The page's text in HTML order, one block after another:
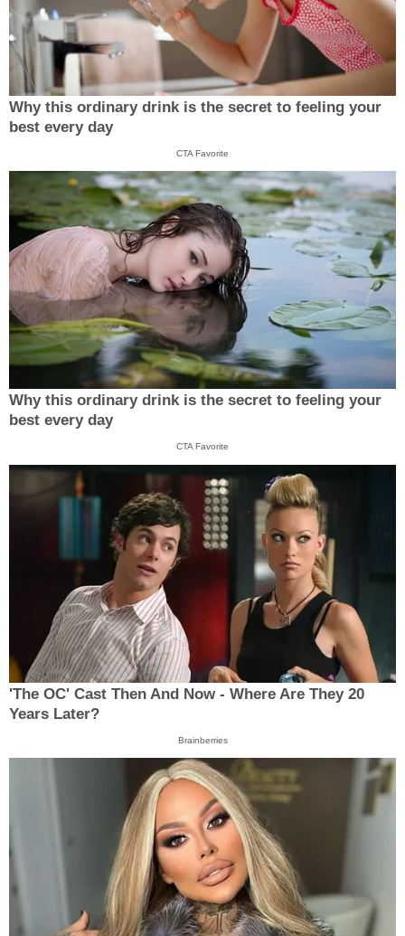
Why this ordinary drink is the secret to feeling your
best every day
CTA Favorite
Why this ordinary drink is the secret to feeling your
best every day
CTA Favorite
'The OC' Cast Then And Now - Where Are They 20
Years Later?
Brainberries